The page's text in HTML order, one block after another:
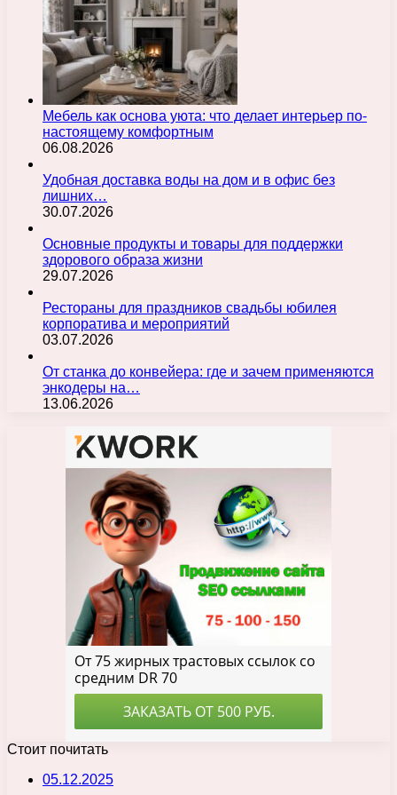
Мебель как основа уюта: что делает интерьер по-
настоящему комфортным
06.08.2026
Удобная доставка воды на дом и в офис без
лишних…
30.07.2026
Основные продукты и товары для поддержки
здорового образа жизни
29.07.2026
Рестораны для праздников свадьбы юбилея
корпоратива и мероприятий
03.07.2026
От станка до конвейера: где и зачем применяются
энкодеры на…
13.06.2026
Стоит почитать
05.12.2025